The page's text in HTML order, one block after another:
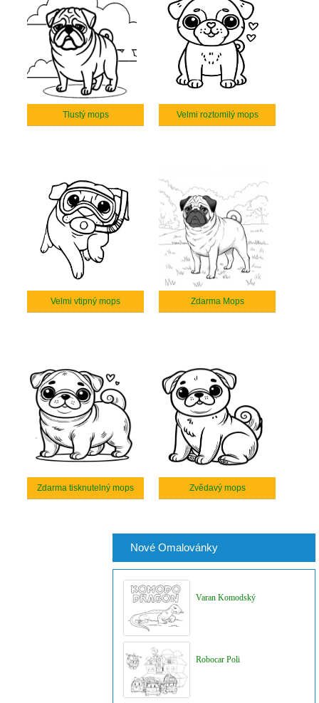
Tlustý mops Velmi roztomilý mops
Velmi vtipný mops Zdarma Mops
Zdarma tisknutelný mops Zvědavý mops
Nové Omalovánky
Varan Komodský
Robocar Poli